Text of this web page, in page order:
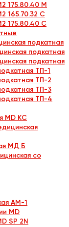
175.80.40 М
165.70.32 С
175.80.40 С
подкатная
подкатная
подкатная
ТП-1
ТП-2
ТП-3
ТП-4
MD KС
МД Б
со
АМ-1
MD
SP 2N